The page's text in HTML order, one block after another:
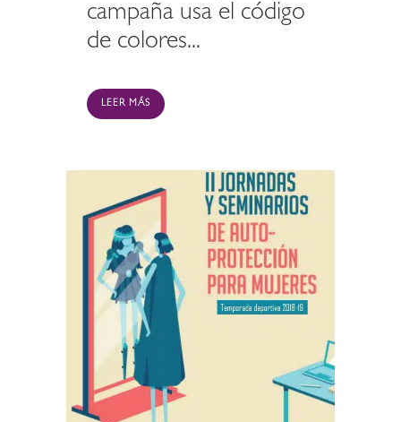
campaña usa el código
de colores...
LEER MÁS